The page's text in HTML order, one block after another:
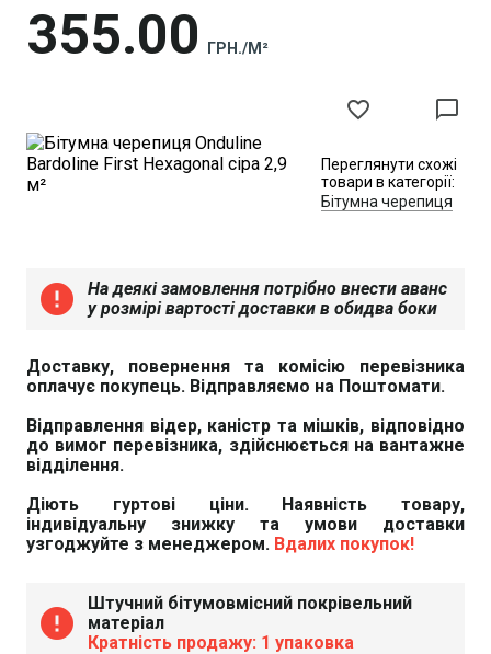
Завантажити файл у pdf-форматі
Розмір файлу 1 Mb
355 00 ГРН./М²
favorite_border chat_bubble_outline
Переглянути схожі
товари в категорії:
Бітумна черепиця
error
На деякі замовлення потрібно внести аванс
у розмірі вартості доставки в обидва боки
Доставку, повернення та комісію перевізника
оплачує покупець. Відправляємо на Поштомати.
Відправлення відер, каністр та мішків, відповідно
до вимог перевізника, здійснюється на вантажне
відділення.
Діють гуртові ціни. Наявність товару,
індивідуальну знижку та умови доставки
узгоджуйте з менеджером. Вдалих покупок!
error
Штучний бітумовмісний покрівельний
матеріал
Кратність продажу: 1 упаковка